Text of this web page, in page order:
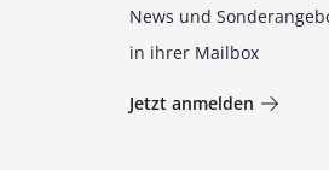
News und
in ihrer Mailbox
Jetzt anmelden